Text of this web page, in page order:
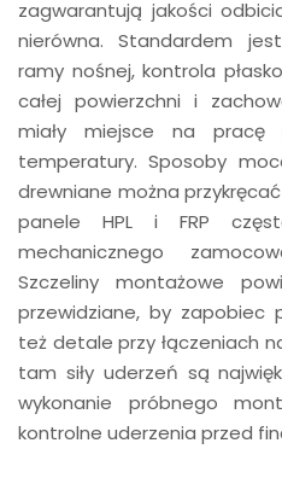
zagwarantują jakości
nierówna. Standardem
ramy nośnej, kontrola
całej powierzchni i
miały miejsce na pracę
temperatury. Sposoby
drewniane można
panele HPL i FRP
mechanicznego
Szczeliny montażowe
przewidziane, by zapobiec
też detale przy łączeniach
tam siły uderzeń są
wykonanie próbnego
kontrolne uderzenia przed